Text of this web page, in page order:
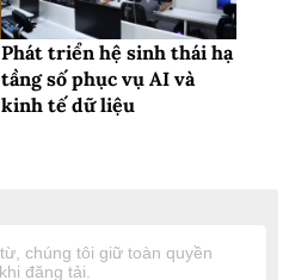
Phát triển hệ sinh thái hạ
tầng số phục vụ AI và
kinh tế dữ liệu